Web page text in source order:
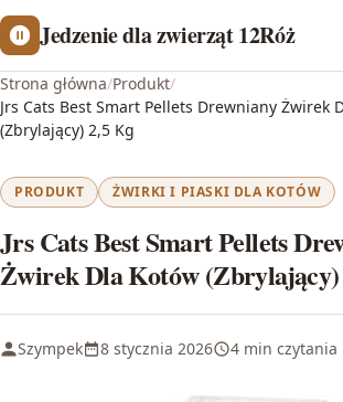
Jedzenie dla zwierząt 12Róż
Strona główna/Produkt/
Jrs Cats Best Smart Pellets Drewniany Żwirek
(Zbrylający) 2,5 Kg
PRODUKT ŻWIRKI I PIASKI DLA KOTÓW
Jrs Cats Best Smart Pellets
Żwirek Dla Kotów
Szympek 8 stycznia 2026 4 min czytania